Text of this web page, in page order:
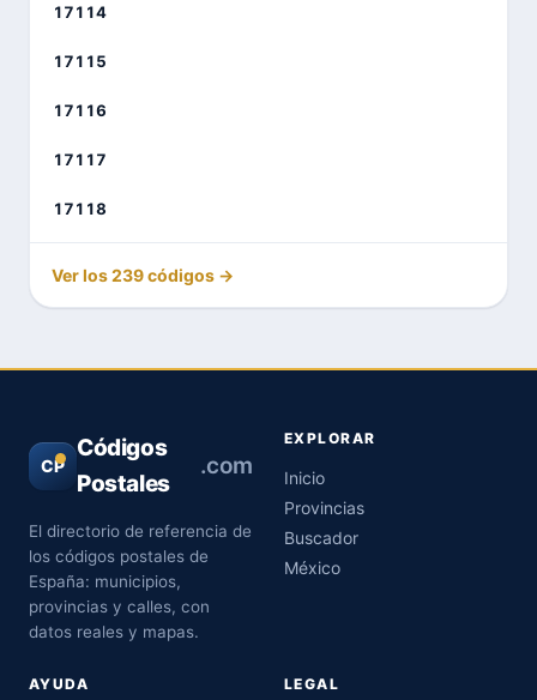
17114
17115
17116
17117
17118
Ver los 239 códigos →
CP
Códigos
Postales
.com
El directorio de referencia de
los códigos postales de
España: municipios,
provincias y calles, con
datos reales y mapas.
EXPLORAR
Inicio
Provincias
Buscador
México
AYUDA LEGAL